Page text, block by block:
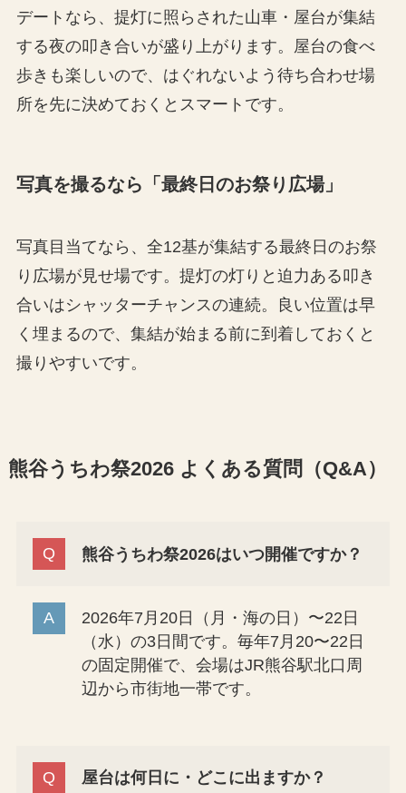
デートなら、提灯に照らされた山車・屋台が集結
する夜の叩き合いが盛り上がります。屋台の食べ
歩きも楽しいので、はぐれないよう待ち合わせ場
所を先に決めておくとスマートです。
写真を撮るなら「最終日のお祭り広場」
写真目当てなら、全12基が集結する最終日のお祭
り広場が見せ場です。提灯の灯りと迫力ある叩き
合いはシャッターチャンスの連続。良い位置は早
く埋まるので、集結が始まる前に到着しておくと
撮りやすいです。
熊谷うちわ祭2026 よくある質問（Q&A）
熊谷うちわ祭2026はいつ開催ですか？
2026年7月20日（月・海の日）〜22日
（水）の3日間です。毎年7月20〜22日
の固定開催で、会場はJR熊谷駅北口周
辺から市街地一帯です。
屋台は何日に・どこに出ますか？